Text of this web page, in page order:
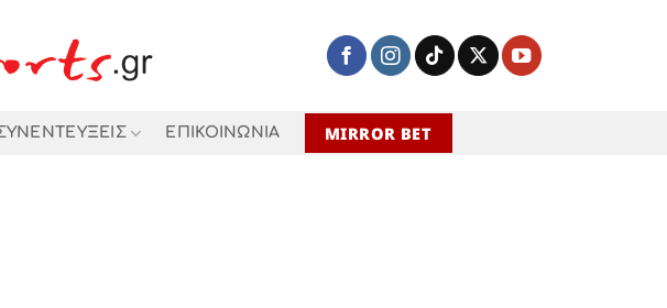
ΕΠΙΚΟΙΝΩΝΙΑ MIRROR BET